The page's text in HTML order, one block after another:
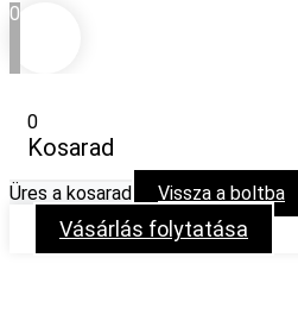
0
0
Kosarad
Üres a kosarad Vissza a boltba
Vásárlás folytatása